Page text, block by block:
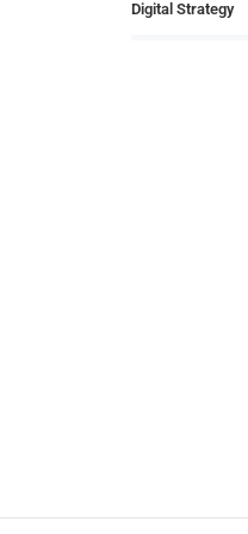
Digital Strategy